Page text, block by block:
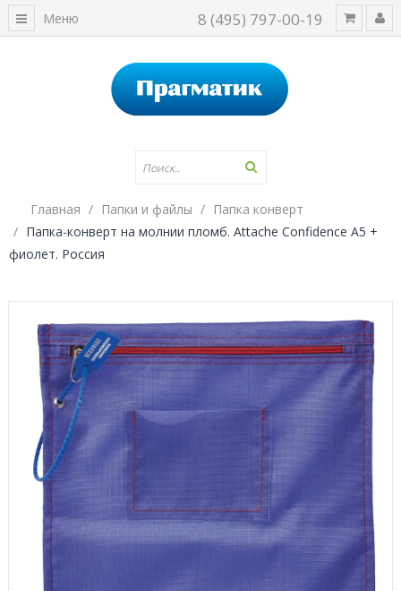
8 (495) 797-00-19
Меню
Главная Папки и файлы
Папка конверт
Папка-конверт на молнии пломб. Attache Confidence А5 +
фиолет. Россия